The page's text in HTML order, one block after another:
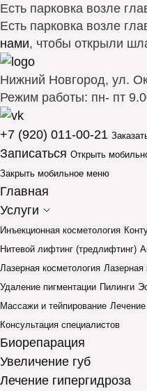
Есть парковка возле
Есть парковка возле
нами, чтобы открыли
Нижний Новгород, ул.
Режим работы: пн- пт
+7 (920) 011-00-21
Записаться Открыть
Закрыть мобильное меню
Главная
Услуги
Инъекционная косметология
Нитевой лифтинг (тредлифтинг)
Лазерная косметология Лазерная
Удаление пигментации Пилинги
Массажи и тейпирование
Консультация специалистов
Биорепарация
Увеличение губ
Лечение гипергидроза